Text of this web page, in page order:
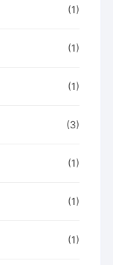
(1)
(1)
(1)
(3)
(1)
(1)
(1)